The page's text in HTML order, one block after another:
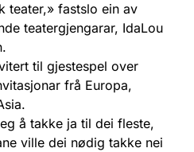
teater,» fastslo ein av
teatergjengarar, IdaLou
til gjestespel over
frå Europa,
å takke ja til dei fleste,
ville dei nødig takke nei